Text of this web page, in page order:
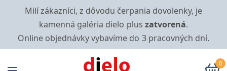
Milí zákazníci, z dôvodu čerpania dovolenky, je
kamenná galéria dielo plus zatvorená.
Online objednávky vybavíme do 3 pracovných dní.
0